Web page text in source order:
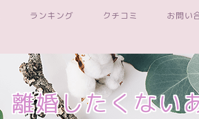
ランキング クチコミ お問い
離婚したくない